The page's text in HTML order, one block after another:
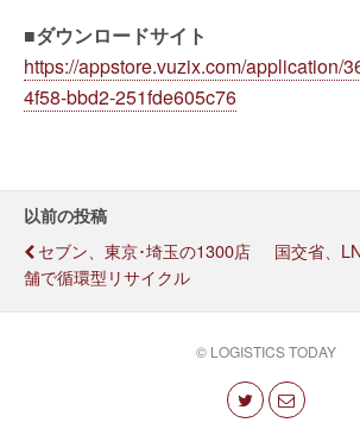
■ダウンロードサイト
https://appstore.vuzix.com/application/
4f58-bbd2-251fde605c76
以前の投稿
セブン、東京･埼玉の1300店
舗で循環型リサイクル
国交省、
© LOGISTICS TODAY